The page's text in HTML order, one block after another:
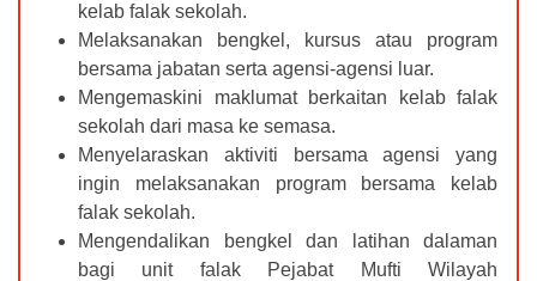
kelab falak sekolah.
Melaksanakan bengkel, kursus atau program
bersama jabatan serta agensi-agensi luar.
Mengemaskini maklumat berkaitan kelab falak
sekolah dari masa ke semasa.
Menyelaraskan aktiviti bersama agensi yang
ingin melaksanakan program bersama kelab
falak sekolah.
Mengendalikan bengkel dan latihan dalaman
bagi unit falak Pejabat Mufti Wilayah